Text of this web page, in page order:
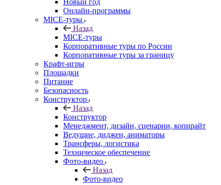
Новый год
Онлайн-программы
MICE‑туры
Назад
MICE‑туры
Корпоративные туры по России
Корпоративные туры за границу
Крафт-игры
Площадки
Питание
Безопасность
Конструктор
Назад
Конструктор
Менеджмент, дизайн, сценарии, копирайт
Ведущие, диджеи, аниматоры
Трансферы, логистика
Техническое обеспечение
Фото-видео
Назад
Фото-видео